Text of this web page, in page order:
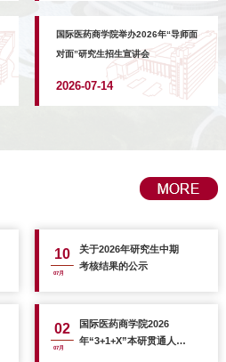
国际医药商学院举办2026年“导师面
对面”研究生招生宣讲会
2026-07-14
10
07月
关于2026年研究生中期
考核结果的公示
02
07月
国际医药商学院2026
年“3+1+X”本研贯通人才